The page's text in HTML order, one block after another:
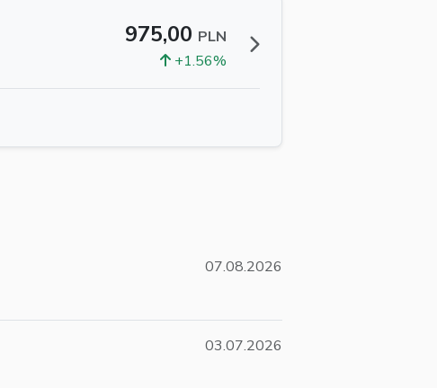
975,00 PLN
+1.56%
07.08.2026
03.07.2026